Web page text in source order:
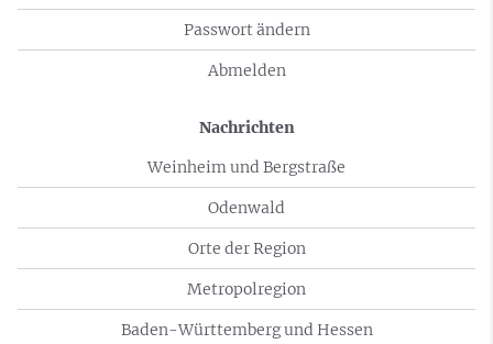
Passwort ändern
Abmelden
Nachrichten
Weinheim und Bergstraße
Odenwald
Orte der Region
Metropolregion
Baden-Württemberg und Hessen